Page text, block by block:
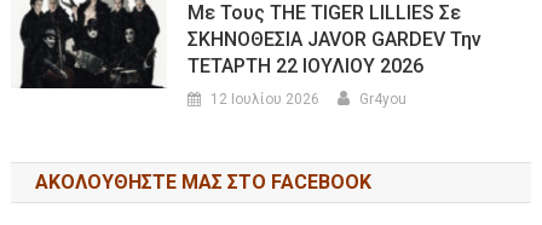
Με Τους THE TIGER LILLIES Σε
ΣΚΗΝΟΘΕΣΙΑ JAVOR GARDEV Την
ΤΕΤΑΡΤΗ 22 ΙΟΥΛΙΟΥ 2026
12 Ιουλίου 2026 Gr4you
ΑΚΟΛΟΥΘΉΣΤΕ ΜΑΣ ΣΤΟ FACEBOOK